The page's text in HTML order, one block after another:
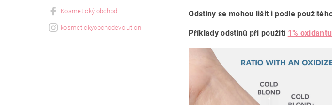
Kosmetický obchod
kosmetickyobchodevolution
Odstíny se mohou lišit i podle
Příklady odstínů při použití 1% oxidantu